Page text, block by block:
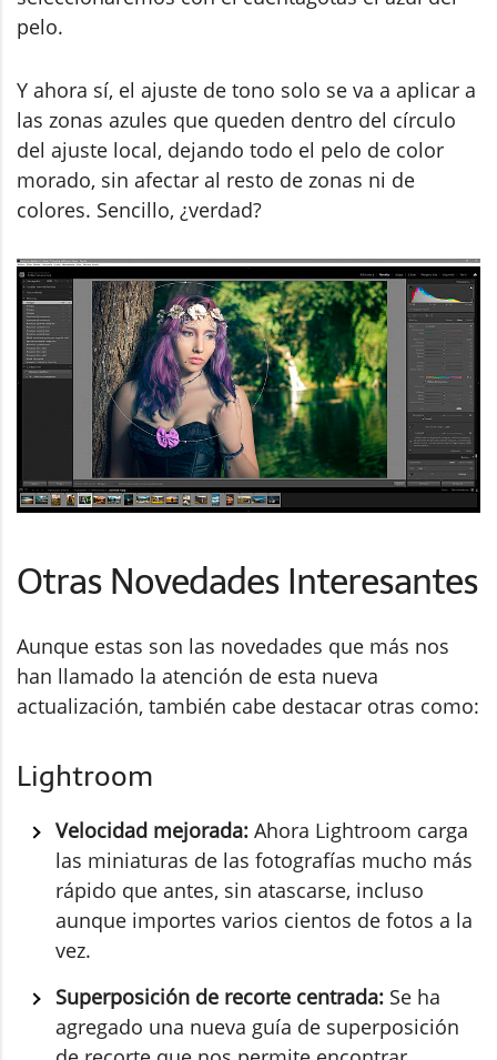
pelo.
Y ahora sí, el ajuste de tono solo se va a aplicar a
las zonas azules que queden dentro del círculo
del ajuste local, dejando todo el pelo de color
morado, sin afectar al resto de zonas ni de
colores. Sencillo, ¿verdad?
Otras Novedades Interesantes
Aunque estas son las novedades que más nos
han llamado la atención de esta nueva
actualización, también cabe destacar otras como:
Lightroom
Velocidad mejorada: Ahora Lightroom carga
las miniaturas de las fotografías mucho más
rápido que antes, sin atascarse, incluso
aunque importes varios cientos de fotos a la
vez.
Superposición de recorte centrada: Se ha
agregado una nueva guía de superposición